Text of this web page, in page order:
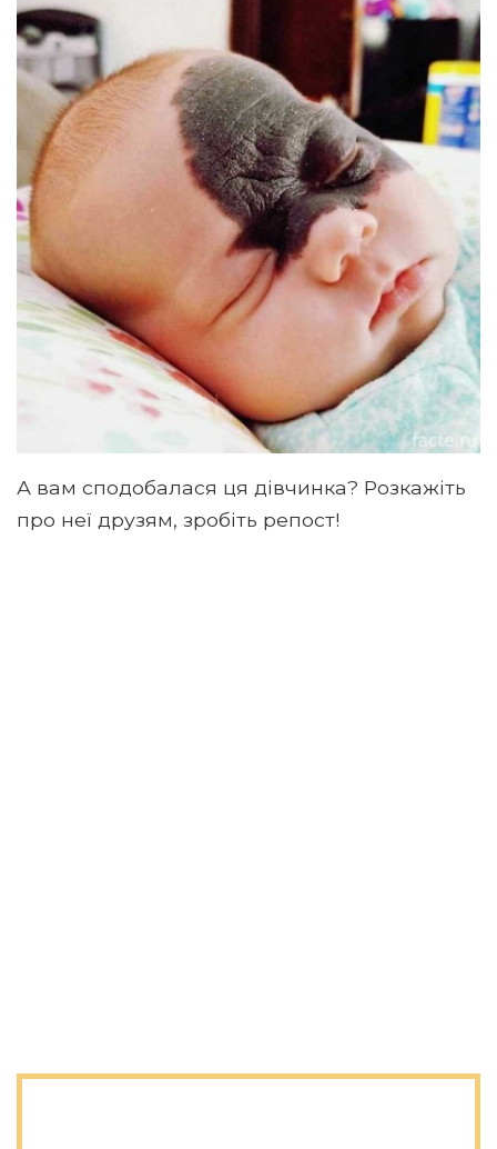
А вам сподобалася ця дівчинка? Розкажіть
про неї друзям, зробіть репост!